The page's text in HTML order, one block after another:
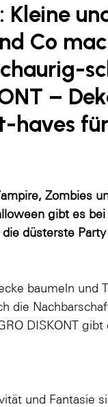
Co
–
haves
Zombies
gibt es bei
düsterste
baumeln und
die
DISKONT gibt
und Fantasie